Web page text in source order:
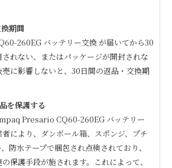
期間
260EG バッテリー交換 が届いてから30
れない、またはパッケージが開封されな
に影響しないと、30日間の返品・交換期
を保護する
Presario CQ60-260EG バッテリー
により、ダンボール箱、スポンジ、プチ
防水テープで梱包され点検されており、
保護手段が施されます。これによって、